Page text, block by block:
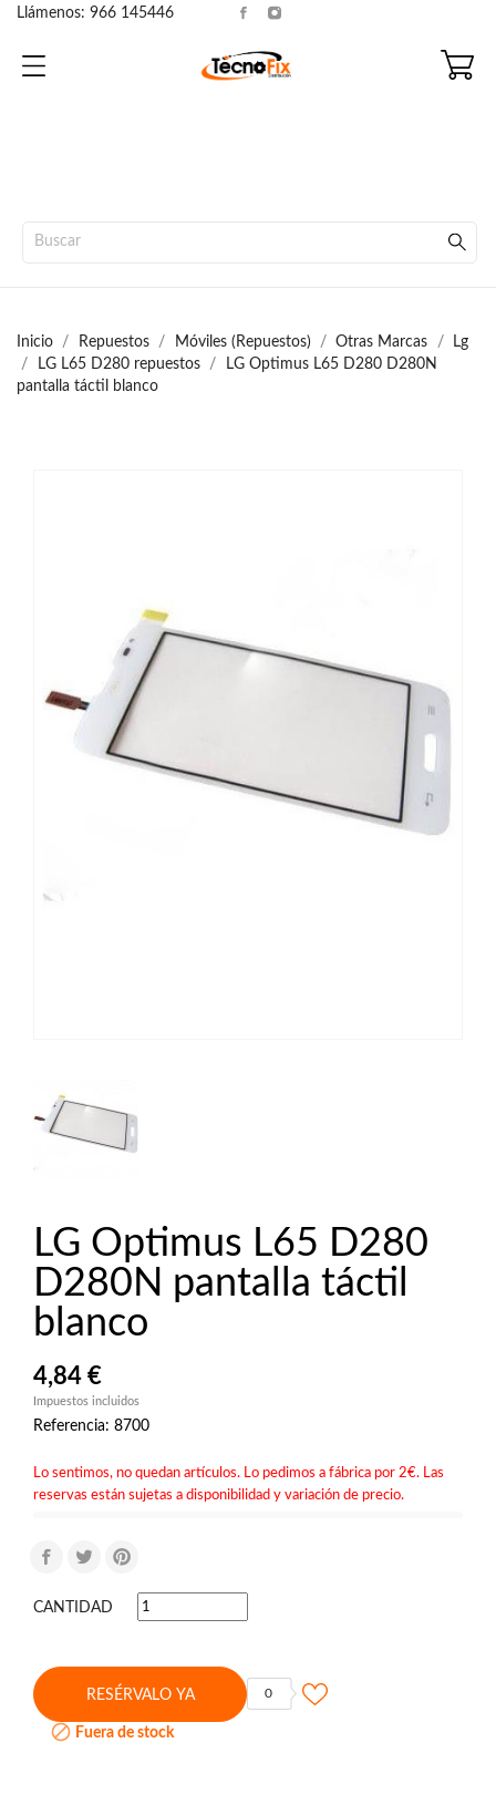
Llámenos: 966 145446
Inicio Repuestos Móviles (Repuestos) Otras Marcas
Lg
LG L65 D280 repuestos
LG Optimus L65 D280 D280N
pantalla táctil blanco
LG Optimus L65 D280
D280N pantalla táctil
blanco
4,84 €
Impuestos incluidos
Referencia: 8700
Lo sentimos, no quedan artículos. Lo pedimos a fábrica por 2€. Las
reservas están sujetas a disponibilidad y variación de precio.
CANTIDAD
RESÉRVALO YA 0
 Fuera de stock